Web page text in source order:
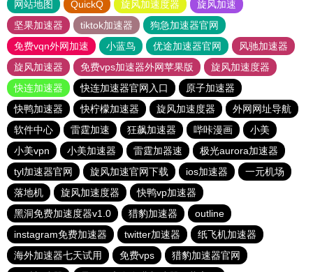
网站地图 QuickQ 旋风加速度器
旋风加速
坚果加速器
tiktok加速器
狗急加速器官网
免费vqn外网加速
小蓝鸟 优途加速器官网
风驰加速器
旋风加速器
免费vps加速器外网苹果版
旋风加速度器
快连加速器
快连加速器官网入口
原子加速器
快鸭加速器
快柠檬加速器 旋风加速度器
外网网址导航
软件中心
雷霆加速 狂飙加速器 哔咔漫画
小美
小美vpn
小美加速器 雷霆加器速
极光aurora加速器
tyl加速器官网
旋风加速官网下载 ios加速器
一元机场
落地机
旋风加速度器
快鸭vp加速器
黑洞免费加速度器v1.0
猎豹加速器
outline
instagram免费加速器
twitter加速器
纸飞机加速器
海外加速器七天试用
免费vps
猎豹加速器官网